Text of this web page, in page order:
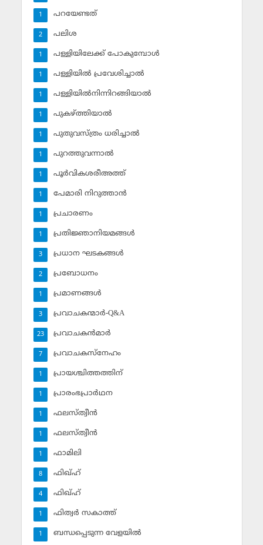
പറയേണ്ടത്
1
പലിശ
2
പള്ളിയിലേക്ക് പോകുമ്പോള്‍
1
പള്ളിയില്‍ പ്രവേശിച്ചാല്‍
1
പള്ളിയില്‍നിന്നിറങ്ങിയാല്‍
1
പുകഴ്ത്തിയാല്‍
1
പുതുവസ്ത്രം ധരിച്ചാല്‍
1
പുറത്തുവന്നാല്‍
1
പൂര്‍വികശരീഅത്ത്
1
പേമാരി നിറുത്താന്‍
1
പ്രചാരണം
1
പ്രതിജ്ഞാനിയമങ്ങള്‍
1
പ്രധാന ഘടകങ്ങള്‍
3
പ്രബോധനം
2
പ്രമാണങ്ങള്‍
1
പ്രവാചകന്മാര്‍-Q&A
3
പ്രവാചകന്‍മാര്‍
23
പ്രവാചകസ്‌നേഹം
7
പ്രായശ്ചിത്തത്തിന്
1
പ്രാരംഭപ്രാര്‍ഥന
1
ഫലസ്ത്വീൻ
1
ഫലസ്ത്വീൻ
1
ഫാമിലി
1
ഫിഖ്ഹ്
8
ഫിഖ്ഹ്‌
4
ഫിത്വര്‍ സകാത്ത്‌
1
ബന്ധപ്പെടുന്ന വേളയില്‍
1